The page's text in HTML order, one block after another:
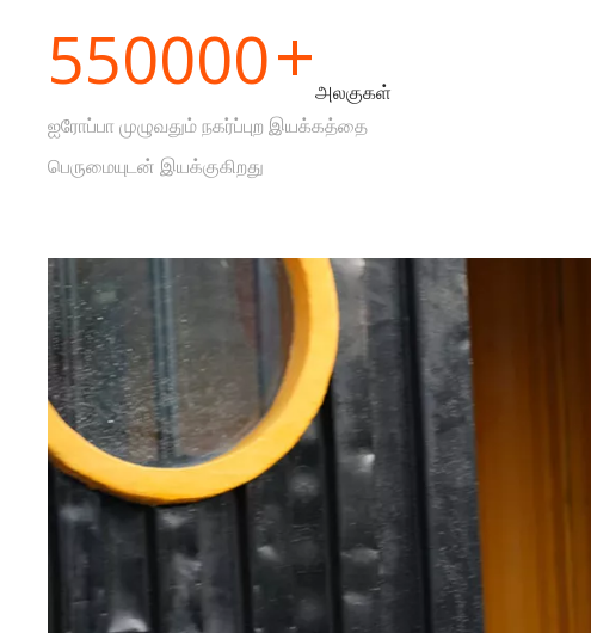
550000+அலகுகள்
ஐரோப்பா முழுவதும் நகர்ப்புற இயக்கத்தை
பெருமையுடன் இயக்குகிறது